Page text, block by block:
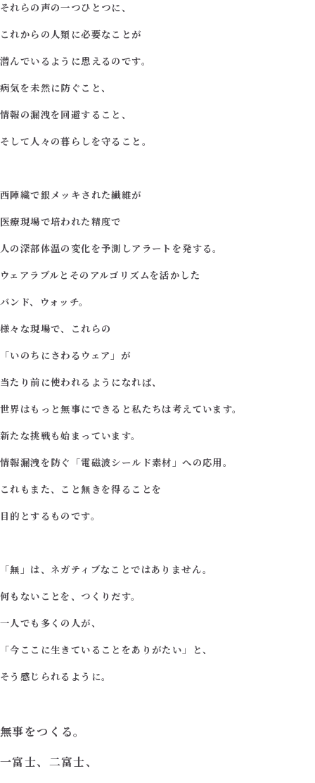
それらの声の一つひとつに、
これからの人類に必要なことが
潜んでいるように思えるのです。
病気を未然に防ぐこと、
情報の漏洩を回避すること、
そして人々の暮らしを守ること。
西陣織で銀メッキされた繊維が
医療現場で培われた精度で
人の深部体温の変化を予測しアラートを発する。
ウェアラブルとそのアルゴリズムを活かした
バンド、ウォッチ。
様々な現場で、これらの
「いのちにさわるウェア」が
当たり前に使われるようになれば、
世界はもっと無事にできると私たちは考えています。
新たな挑戦も始まっています。
情報漏洩を防ぐ「電磁波シールド素材」への応用。
これもまた、こと無きを得ることを
目的とするものです。
「無」は、ネガティブなことではありません。
何もないことを、つくりだす。
一人でも多くの人が、
「今ここに生きていることをありがたい」と、
そう感じられるように。
無事をつくる。
一富士、二富士、